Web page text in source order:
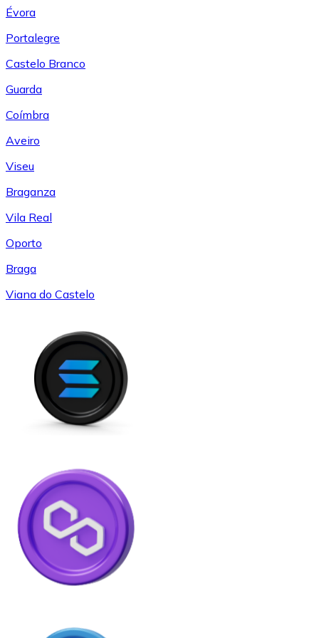
Évora
Portalegre
Castelo Branco
Guarda
Coímbra
Aveiro
Viseu
Braganza
Vila Real
Oporto
Braga
Viana do Castelo